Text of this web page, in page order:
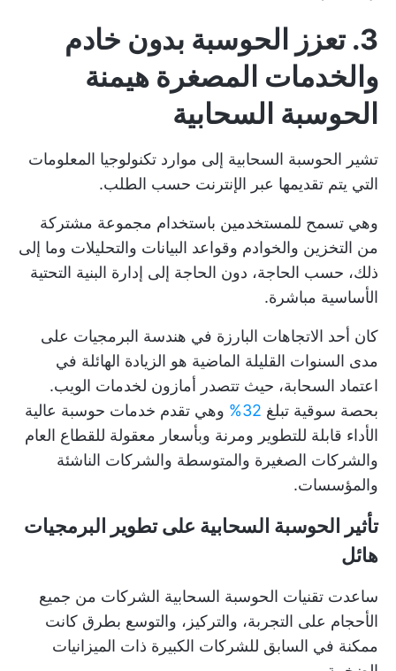
3. تعزز الحوسبة بدون خادم
والخدمات المصغرة هيمنة
الحوسبة السحابية
تشير الحوسبة السحابية إلى موارد تكنولوجيا المعلومات
التي يتم تقديمها عبر الإنترنت حسب الطلب.
وهي تسمح للمستخدمين باستخدام مجموعة مشتركة
من التخزين والخوادم وقواعد البيانات والتحليلات وما إلى
ذلك، حسب الحاجة، دون الحاجة إلى إدارة البنية التحتية
الأساسية مباشرة.
كان أحد الاتجاهات البارزة في هندسة البرمجيات على
مدى السنوات القليلة الماضية هو الزيادة الهائلة في
اعتماد السحابة، حيث تتصدر أمازون لخدمات الويب.
بحصة سوقية تبلغ 32%
وهي تقدم خدمات حوسبة عالية
الأداء قابلة للتطوير ومرنة وبأسعار معقولة للقطاع العام
والشركات الصغيرة والمتوسطة والشركات الناشئة
والمؤسسات.
تأثير الحوسبة السحابية على تطوير البرمجيات
هائل
ساعدت تقنيات الحوسبة السحابية الشركات من جميع
الأحجام على التجربة، والتركيز، والتوسع بطرق كانت
ممكنة في السابق للشركات الكبيرة ذات الميزانيات